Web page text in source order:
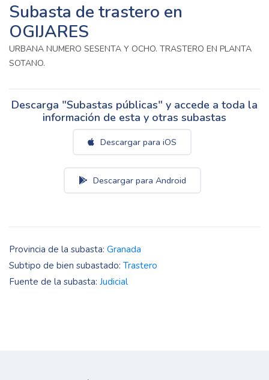
Subasta de trastero en
OGIJARES
URBANA NUMERO SESENTA Y OCHO. TRASTERO EN PLANTA
SOTANO.
Descarga "Subastas públicas" y accede a toda la
información de esta y otras subastas
Descargar para iOS
Descargar para Android
Provincia de la subasta: Granada
Subtipo de bien subastado: Trastero
Fuente de la subasta: Judicial